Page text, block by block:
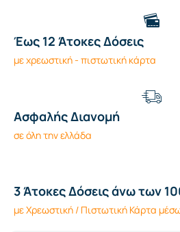
Έως 12 Άτοκες Δόσεις
με χρεωστική - πιστωτική κάρτα
Ασφαλής Διανομή
σε όλη την ελλάδα
3 Άτοκες Δόσεις άνω των
με Χρεωστική / Πιστωτική Κάρτα